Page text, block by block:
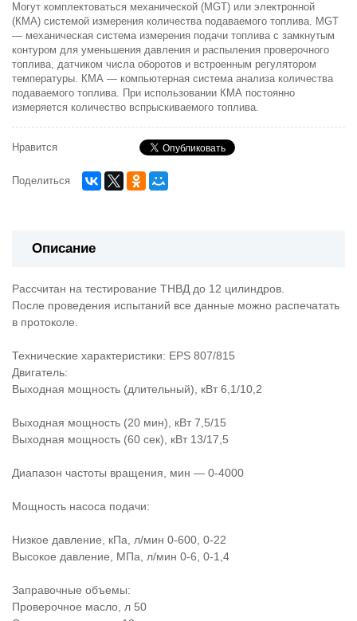
Могут комплектоваться механической (MGT) или электронной
(КМА) системой измерения количества подаваемого топлива. MGT
— механическая система измерения подачи топлива с замкнутым
контуром для уменьшения давления и распыления проверочного
топлива, датчиком числа оборотов и встроенным регулятором
температуры. КМА — компьютерная система анализа количества
подаваемого топлива. При использовании КМА постоянно
измеряется количество вспрыскиваемого топлива.
Нравится
Поделиться
Описание
Рассчитан на тестирование ТНВД до 12 цилиндров.
После проведения испытаний все данные можно распечатать
в протоколе.
Технические характеристики: EPS 807/815
Двигатель:
Выходная мощность (длительный), кВт 6,1/10,2
Выходная мощность (20 мин), кВт 7,5/15
Выходная мощность (60 сек), кВт 13/17,5
Диапазон частоты вращения, мин — 0-4000
Мощность насоса подачи:
Низкое давление, кПа, л/мин 0-600, 0-22
Высокое давление, МПа, л/мин 0-6, 0-1,4
Заправочные объемы:
Проверочное масло, л 50